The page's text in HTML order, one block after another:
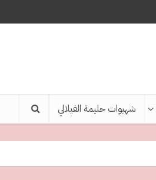
شهيوات حليمة الفيلالي